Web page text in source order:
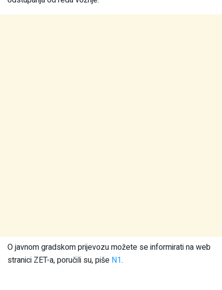
O javnom gradskom prijevozu možete se informirati na web
stranici ZET-a, poručili su, piše N1.